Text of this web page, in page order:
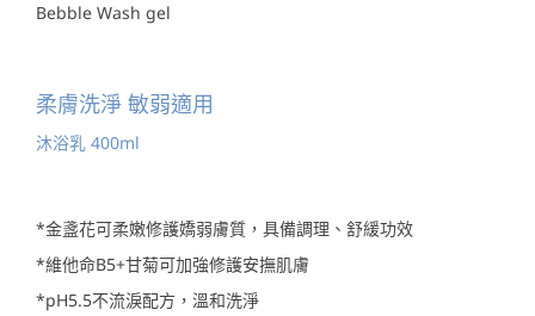
Bebble Wash gel
柔膚洗淨 敏弱適用
沐浴乳 400ml
*金盞花可柔嫩修護嬌弱膚質，具備調理、舒緩功效
*維他命B5+甘菊可加強修護安撫肌膚
*pH5.5不流淚配方，溫和洗淨